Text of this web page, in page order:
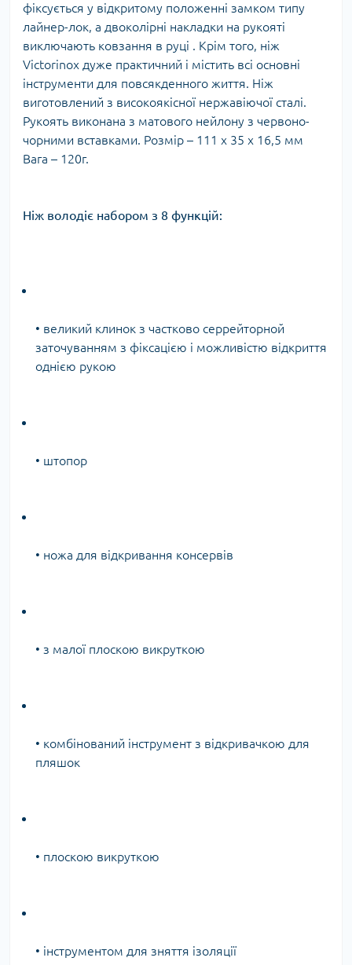
фіксується у відкритому положенні замком типу
лайнер-лок, а двоколірні накладки на рукояті
виключають ковзання в руці . Крім того, ніж
Victorinox дуже практичний і містить всі основні
інструменти для повсякденного життя. Ніж
виготовлений з високоякісної нержавіючої сталі.
Рукоять виконана з матового нейлону з червоно-
чорними вставками. Розмір – 111 x 35 x 16,5 мм
Вага – 120г.
Ніж володіє набором з 8 функцій:
• великий клинок з частково серрейторной
заточуванням з фіксацією і можливістю відкриття
однією рукою
• штопор
• ножа для відкривання консервів
• з малої плоскою викруткою
• комбінований інструмент з відкривачкою для
пляшок
• плоскою викруткою
• інструментом для зняття ізоляції